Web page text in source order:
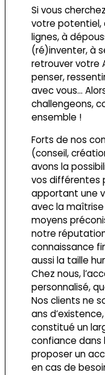
Si vous
votre potentiel,
lignes, à
(ré)inventer, à
retrouver votre
penser,
avec vous…
challengeons,
ensemble !
Forts de nos
(conseil,
avons la
vos différentes
apportant une
avec la
moyens
notre
connaissance
aussi la taille
Chez nous,
personnalisé,
Nos clients ne
ans
constitué un
confiance dans
proposer un
en cas de